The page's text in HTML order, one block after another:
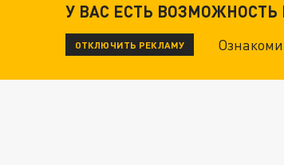
У ВАС ЕСТЬ
ОТКЛЮЧИТЬ РЕКЛАМУ